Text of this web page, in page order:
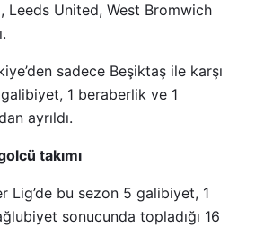
Leeds United, West Bromwich
sadece Beşiktaş ile karşı
1 beraberlik ve 1
ayrıldı.
takımı
Lig’de bu sezon 5 galibiyet, 1
sonucunda topladığı 16